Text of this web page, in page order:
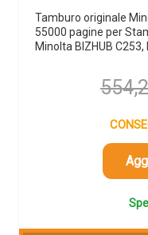
Tamburo originale
55000 pagine per
Minolta BIZHUB